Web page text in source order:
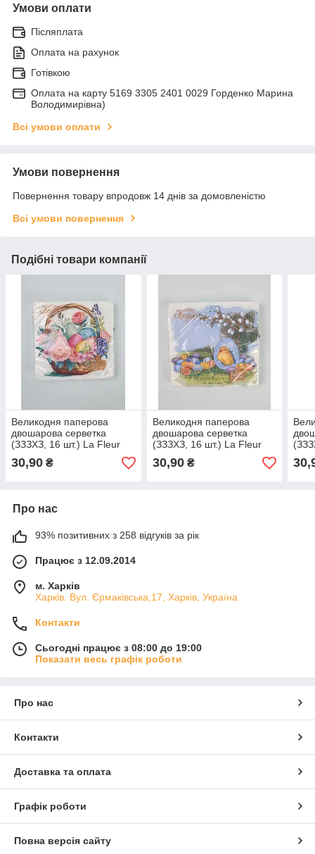
Умови оплати
Післяплата
Оплата на рахунок
Готівкою
Оплата на карту 5169 3305 2401 0029 Горденко Марина
Володимирівна)
Всі умови оплати
Умови повернення
Повернення товару впродовж 14 днів за домовленістю
Всі умови повернення
Подібні товари компанії
Великодня паперова
двошарова серветка
(ЗЗЗХЗ, 16 шт.) La Fleur
"Краса Великодня "722 (1
пачка)
30,90 ₴
Великодня паперова
двошарова серветка
(ЗЗЗХЗ, 16 шт.) La Fleur
"Циплик під івою "135 (1
пачка)
30,90₴
Про нас
93% позитивних з 258 відгуків за рік
Працює з 12.09.2014
м. Харків
Харків. Вул. Єрмаківська,17, Харків, Україна
Контакти
Сьогодні працює з 08:00 до 19:00
Показати весь графік роботи
Про нас
Контакти
Доставка та оплата
Графік роботи
Повна версія сайту